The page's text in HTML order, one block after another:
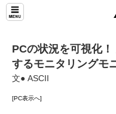
PCの状況を可視化
するモニタリングモ
文● ASCII
[PC表示へ]